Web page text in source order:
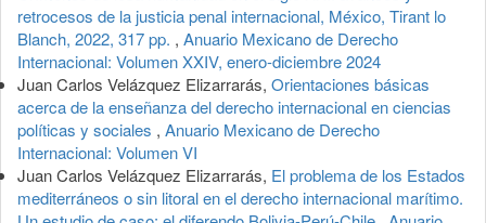
retrocesos de la justicia penal internacional, México, Tirant lo
Blanch, 2022, 317 pp. , Anuario Mexicano de Derecho
Internacional: Volumen XXIV, enero-diciembre 2024
Juan Carlos Velázquez Elizarrarás, Orientaciones básicas
acerca de la enseñanza del derecho internacional en ciencias
políticas y sociales , Anuario Mexicano de Derecho
Internacional: Volumen VI
Juan Carlos Velázquez Elizarrarás, El problema de los Estados
mediterráneos o sin litoral en el derecho internacional marítimo.